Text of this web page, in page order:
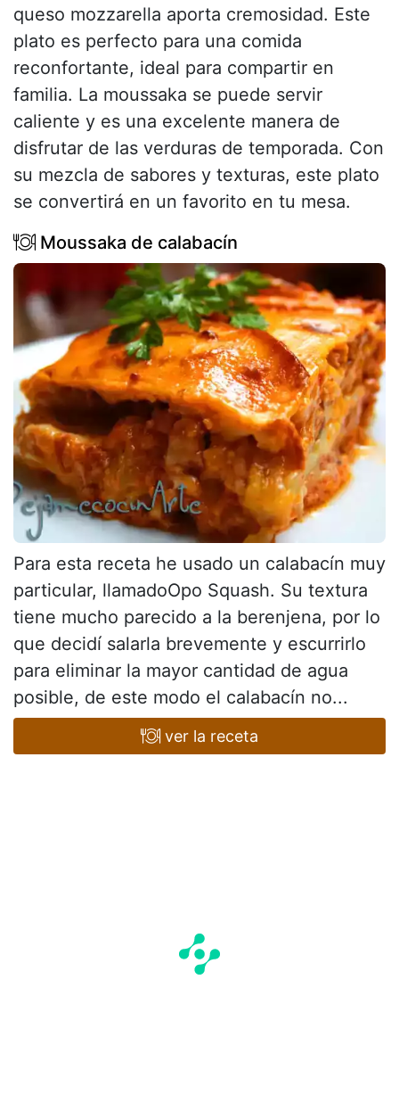
queso mozzarella aporta cremosidad. Este
plato es perfecto para una comida
reconfortante, ideal para compartir en
familia. La moussaka se puede servir
caliente y es una excelente manera de
disfrutar de las verduras de temporada. Con
su mezcla de sabores y texturas, este plato
se convertirá en un favorito en tu mesa.
Moussaka de calabacín
Para esta receta he usado un calabacín muy
particular, llamadoOpo Squash. Su textura
tiene mucho parecido a la berenjena, por lo
que decidí salarla brevemente y escurrirlo
para eliminar la mayor cantidad de agua
posible, de este modo el calabacín no...
ver la receta